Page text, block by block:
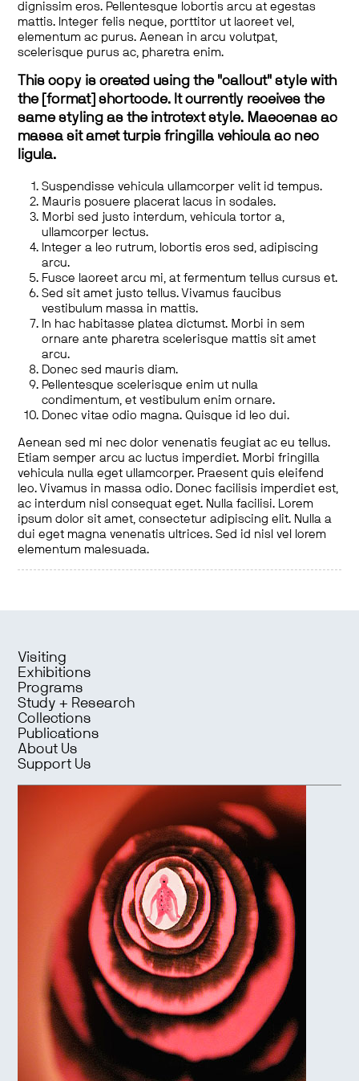
dignissim eros. Pellentesque lobortis arcu at egestas
mattis. Integer felis neque, porttitor ut laoreet vel,
elementum ac purus. Aenean in arcu volutpat,
scelerisque purus ac, pharetra enim.
This copy is created using the "callout" style with
the [format] shortcode. It currently receives the
same styling as the introtext style. Maecenas ac
massa sit amet turpis fringilla vehicula ac nec
ligula.
Suspendisse vehicula ullamcorper velit id tempus.
Mauris posuere placerat lacus in sodales.
Morbi sed justo interdum, vehicula tortor a,
ullamcorper lectus.
Integer a leo rutrum, lobortis eros sed, adipiscing
arcu.
Fusce laoreet arcu mi, at fermentum tellus cursus et.
Sed sit amet justo tellus. Vivamus faucibus
vestibulum massa in mattis.
In hac habitasse platea dictumst. Morbi in sem
ornare ante pharetra scelerisque mattis sit amet
arcu.
Donec sed mauris diam.
Pellentesque scelerisque enim ut nulla
condimentum, et vestibulum enim ornare.
Donec vitae odio magna. Quisque id leo dui.
Aenean sed mi nec dolor venenatis feugiat ac eu tellus.
Etiam semper arcu ac luctus imperdiet. Morbi fringilla
vehicula nulla eget ullamcorper. Praesent quis eleifend
leo. Vivamus in massa odio. Donec facilisis imperdiet est,
ac interdum nisl consequat eget. Nulla facilisi. Lorem
ipsum dolor sit amet, consectetur adipiscing elit. Nulla a
dui eget magna venenatis ultrices. Sed id nisl vel lorem
elementum malesuada.
Visiting
Exhibitions
Programs
Study + Research
Collections
Publications
About Us
Support Us